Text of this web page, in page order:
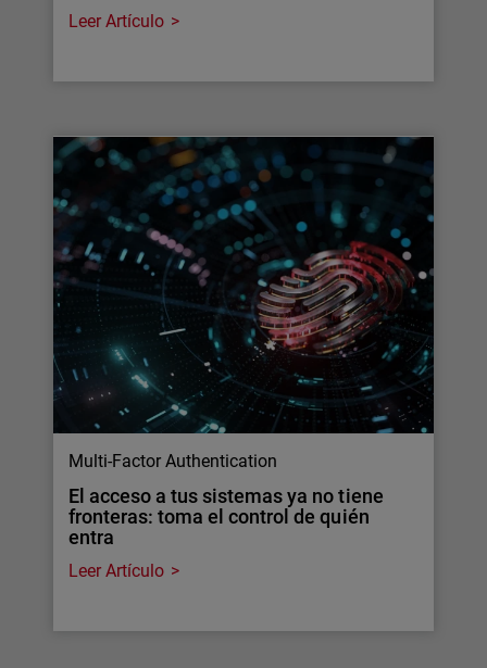
Leer Artículo
Multi-Factor Authentication
El acceso a tus sistemas ya no tiene
fronteras: toma el control de quién
entra
Leer Artículo